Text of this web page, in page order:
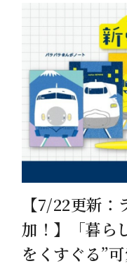
【7/22更新
加！】「暮ら
をくすぐる”